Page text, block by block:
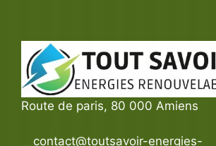
Route de paris, 80 000 Amiens
contact@toutsavoir-energies-